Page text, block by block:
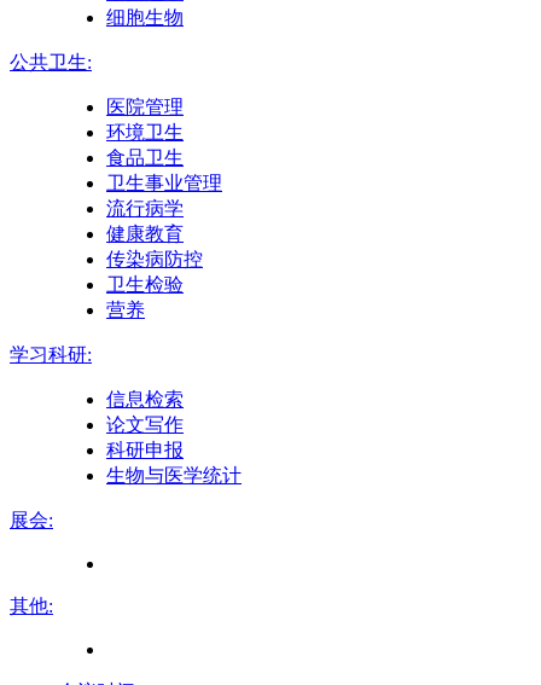
细胞生物
公共卫生:
医院管理
环境卫生
食品卫生
卫生事业管理
流行病学
健康教育
传染病防控
卫生检验
营养
学习科研:
信息检索
论文写作
科研申报
生物与医学统计
展会:
其他: